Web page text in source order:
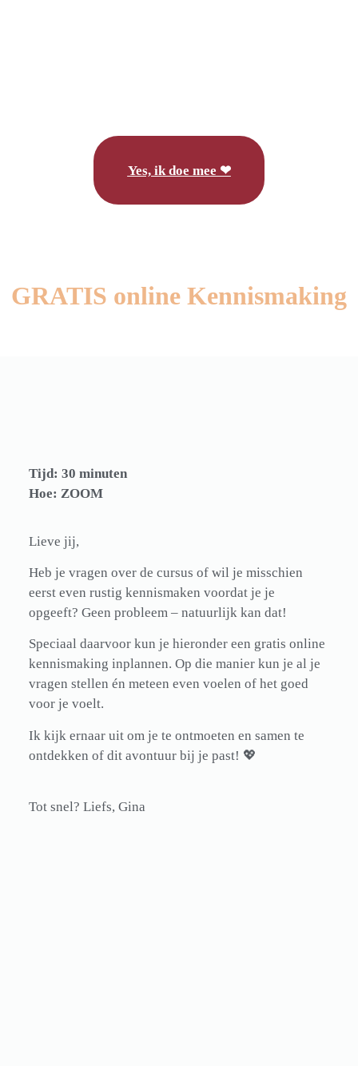
Yes, ik doe mee ❤
GRATIS online Kennismaking
Tijd: 30 minuten
Hoe: ZOOM
Lieve jij,
Heb je vragen over de cursus of wil je misschien
eerst even rustig kennismaken voordat je je
opgeeft? Geen probleem – natuurlijk kan dat!
Speciaal daarvoorkun je hieronder een gratis online
kennismaking inplannen. Op die manierkun je al je
vragen stellen én meteen even voelen of het goed
voor je voelt.
Ik kijk ernaar uit om je te ontmoeten en samen te
ontdekken of dit avontuur bij je past! 💖
Tot snel? Liefs, Gina